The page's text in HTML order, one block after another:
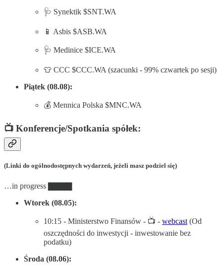
🩺 Synektik $SNT.WA
📱 Asbis $ASB.WA
🩺 Medinice $ICE.WA
👕 CCC $CCC.WA (szacunki - 99% czwartek po sesji)
Piątek (08.08):
💰 Mennica Polska $MNC.WA
📺 Konferencje/Spotkania spółek:
(Linki do ogólnodostępnych wydarzeń, jeżeli masz podziel się)
…in progress ▇▇▇▇
Wtorek (08.05):
10:15 - Ministerstwo Finansów - 📺 - webcast (Od
oszczędności do inwestycji - inwestowanie bez
podatku)
Środa (08.06):